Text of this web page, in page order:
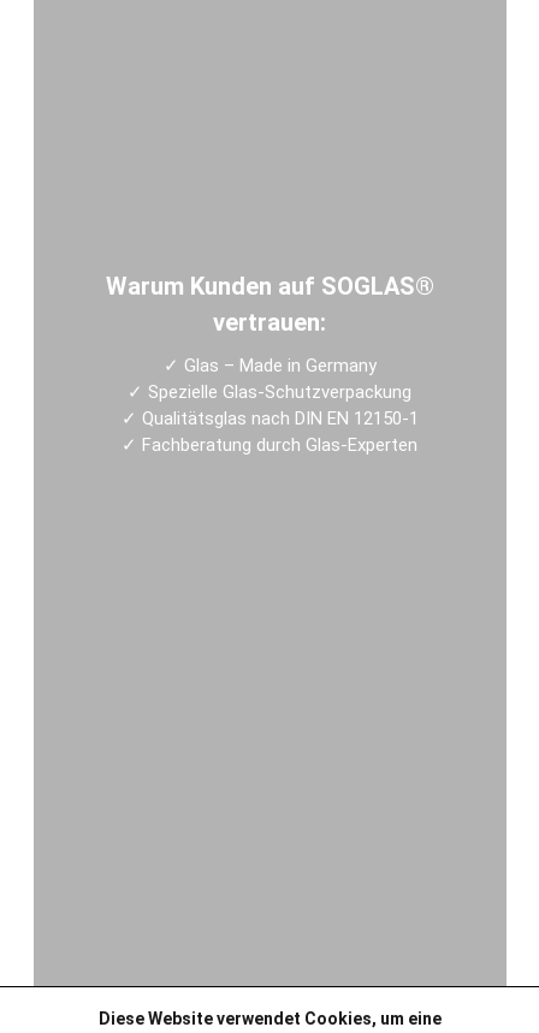
Warum Kunden auf SOGLAS®
vertrauen:
✓ Glas – Made in Germany
✓ Spezielle Glas-Schutzverpackung
✓ Qualitätsglas nach DIN EN 12150-1
✓ Fachberatung durch Glas-Experten
Diese Website verwendet Cookies, um eine